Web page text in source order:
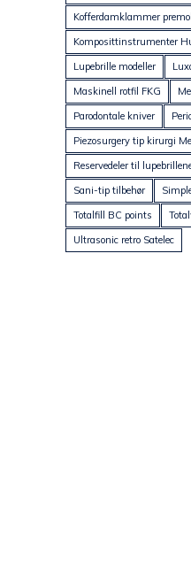
Kofferdamklammer
Komposittinstrumenter
Lupebrille modeller
Maskinell rotfil FKG
Parodontale kniver
Piezosurgery tip kirurgi
Reservedeler til
Sani-tip tilbehør
Totalfill BC points
Ultrasonic retro Satelec